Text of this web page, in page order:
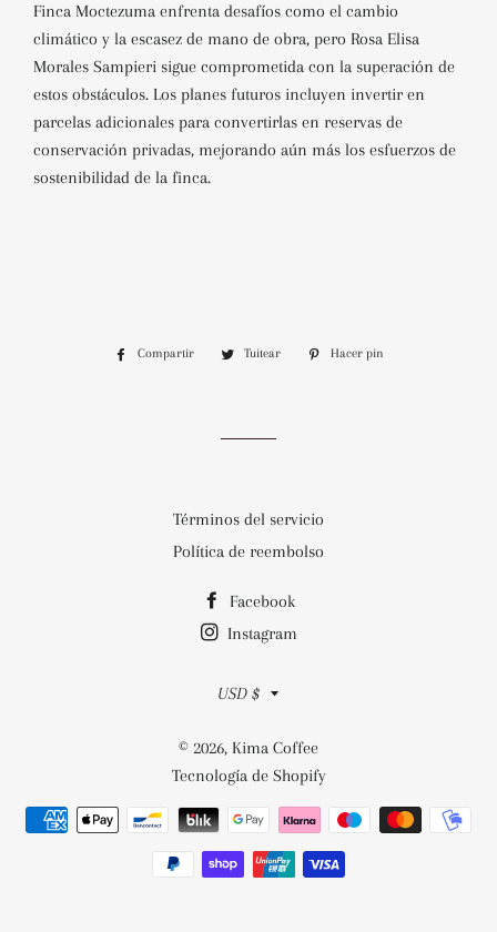
Finca Moctezuma enfrenta desafíos como el cambio
climático y la escasez de mano de obra, pero Rosa Elisa
Morales Sampieri sigue comprometida con la superación de
estos obstáculos. Los planes futuros incluyen invertir en
parcelas adicionales para convertirlas en reservas de
conservación privadas, mejorando aún más los esfuerzos de
sostenibilidad de la finca.
Compartir
CompartirTuitear
Tuitear
Hacer pin
Términos del servicio
Política de reembolso
Facebook
Instagram
Moneda
USD $
© 2026, Kima Coffee
Tecnología de Shopify
Métodos
de
pago